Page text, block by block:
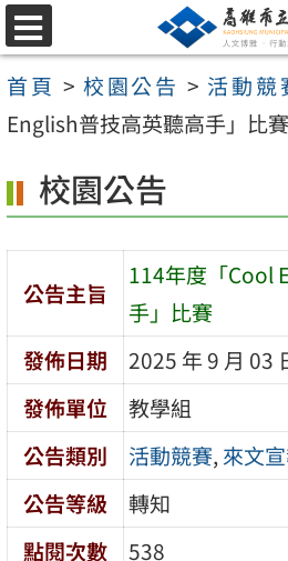
跳
至
主
要
容
區
選
單
首頁 > 校園公告 > 活動競
English普技高英聽高手」比賽
校園公告
公告主旨
114年度「Cool
手」比賽
發佈日期
2025 年 9 月 03
發佈單位
教學組
公告類別
活動競賽,來文
公告等級
轉知
點閱次數
538